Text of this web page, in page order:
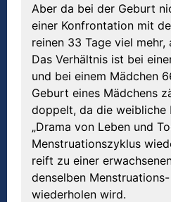
Aber da bei der Geburt
einer Konfrontation mit
reinen 33 Tage viel mehr,
Das Verhältnis ist bei
und bei einem Mädchen
Geburt eines Mädchens
doppelt, da die weibliche
„Drama von Leben und
Menstruationszyklus
reift zu einer
denselben
wiederholen wird.